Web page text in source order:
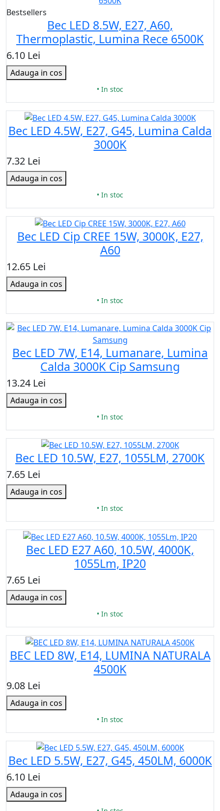
Bestsellers
Bec LED 8.5W, E27, A60,
Thermoplastic, Lumina Rece 6500K
6.10 Lei
Adauga in cos
• In stoc
Bec LED 4.5W, E27, G45, Lumina Calda
3000K
7.32 Lei
Adauga in cos
• In stoc
Bec LED Cip CREE 15W, 3000K, E27,
A60
12.65 Lei
Adauga in cos
• In stoc
Bec LED 7W, E14, Lumanare, Lumina
Calda 3000K Cip Samsung
13.24 Lei
Adauga in cos
• In stoc
Bec LED 10.5W, E27, 1055LM, 2700K
7.65 Lei
Adauga in cos
• In stoc
Bec LED E27 A60, 10.5W, 4000K,
1055Lm, IP20
7.65 Lei
Adauga in cos
• In stoc
BEC LED 8W, E14, LUMINA NATURALA
4500K
9.08 Lei
Adauga in cos
• In stoc
Bec LED 5.5W, E27, G45, 450LM, 6000K
6.10 Lei
Adauga in cos